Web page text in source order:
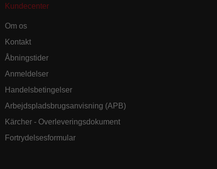
Kundecenter
Om os
Kontakt
Åbningstider
Anmeldelser
Handelsbetingelser
Arbejdspladsbrugsanvisning (APB)
Kärcher - Overleveringsdokument
Fortrydelsesformular